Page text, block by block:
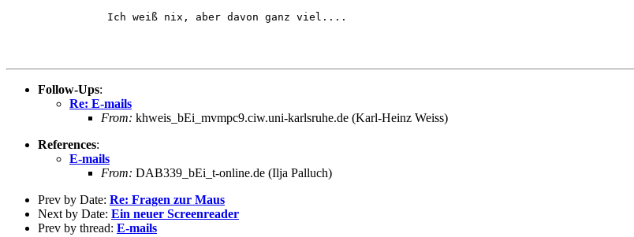
                Ich weiß nix, aber davon ganz viel....
Follow-Ups:
Re: E-mails
From: khweis_bEi_mvmpc9.ciw.uni-karlsruhe.de (Karl-Heinz Weiss)
References:
E-mails
From: DAB339_bEi_t-online.de (Ilja Palluch)
Prev by Date: Re: Fragen zur Maus
Next by Date: Ein neuer Screenreader
Prev by thread: E-mails